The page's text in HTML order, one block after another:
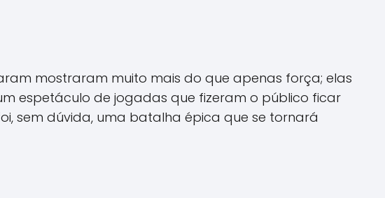
mostraram muito mais do que apenas força; elas
espetáculo de jogadas que fizeram o público ficar
sem dúvida, uma batalha épica que se tornará